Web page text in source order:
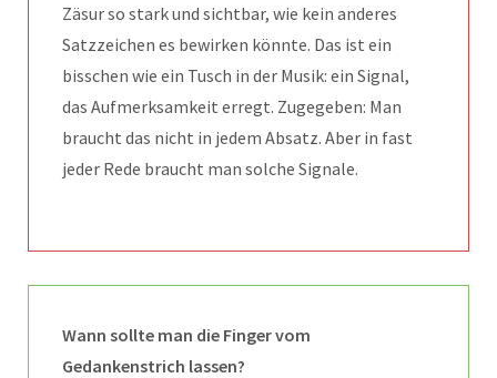
Zäsur so stark und sichtbar, wie kein anderes
Satzzeichen es bewirken könnte. Das ist ein
bisschen wie ein Tusch in der Musik: ein Signal,
das Aufmerksamkeit erregt. Zugegeben: Man
braucht das nicht in jedem Absatz. Aber in fast
jeder Rede braucht man solche Signale.
Wann sollte man die Finger vom
Gedankenstrich lassen?